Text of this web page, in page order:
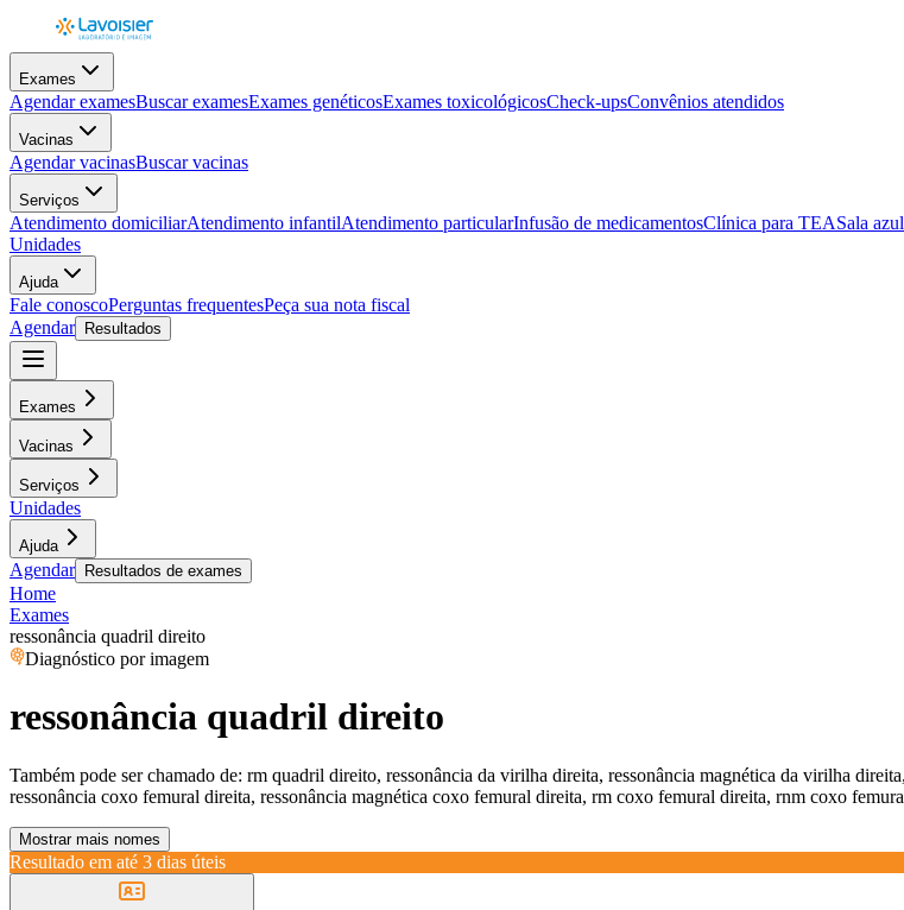
Exames
Agendar examesBuscar examesExames genéticosExames toxicológicosCheck-upsConvênios atendidos
Vacinas
Agendar vacinasBuscar vacinas
Serviços
Atendimento domiciliarAtendimento infantilAtendimento particularInfusão de medicamentosClínica para TEASala azul
Unidades
Ajuda
Fale conoscoPerguntas frequentesPeça sua nota fiscal
Agendar
Resultados
Exames
Vacinas
Serviços
Unidades
Ajuda
Agendar Resultados de exames
Home
Exames
ressonância quadril direito
Diagnóstico por imagem
ressonância quadril direito
Também pode ser chamado de: rm quadril direito, ressonância da virilha direita, ressonância magnética da virilha
ressonância coxo femural direita, ressonância magnética coxo femural direita, rm coxo femural direita, rnm coxo
Mostrar mais nomes
Resultado em até 3 dias úteis